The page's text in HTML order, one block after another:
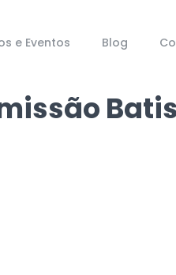
e Eventos Blog